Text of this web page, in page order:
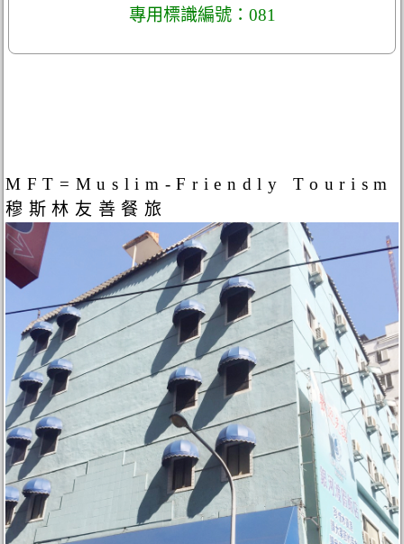
專用標識編號：081
MFT=Muslim-Friendly Tourism
穆斯林友善餐旅